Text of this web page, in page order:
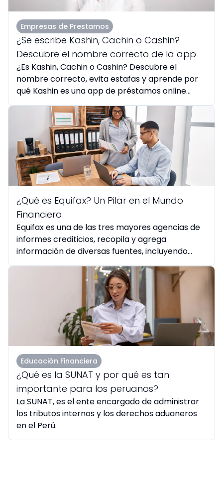
Empresas de Prestamos
¿Se escribe Kashin, Cachin o Cashin?
Descubre el nombre correcto de la app
¿Es Kashin, Cachin o Cashin? Descubre el
nombre correcto, evita estafas y aprende por
qué Kashin es una app de préstamos online
segura en Perú.
¿Qué es Equifax? Un Pilar en el Mundo
Financiero
Equifax es una de las tres mayores agencias de
informes crediticios, recopila y agrega
información de diversas fuentes, incluyendo
bancos....
Educación Financiera
¿Qué es la SUNAT y por qué es tan
importante para los peruanos?
La SUNAT, es el ente encargado de administrar
los tributos internos y los derechos aduaneros
en el Perú.